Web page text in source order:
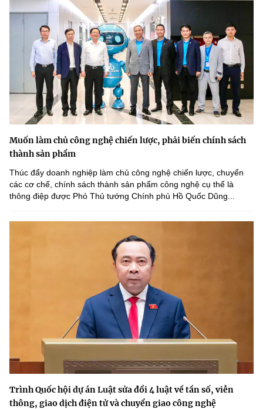
Muốn làm chủ công nghệ chiến lược, phải biến chính sách
thành sản phẩm
Thúc đẩy doanh nghiệp làm chủ công nghệ chiến lược, chuyển
các cơ chế, chính sách thành sản phẩm công nghệ cụ thể là
thông điệp được Phó Thủ tướng Chính phủ Hồ Quốc Dũng...
Trình Quốc hội dự án Luật sửa đổi 4 luật về tần số, viễn
thông, giao dịch điện tử và chuyển giao công nghệ